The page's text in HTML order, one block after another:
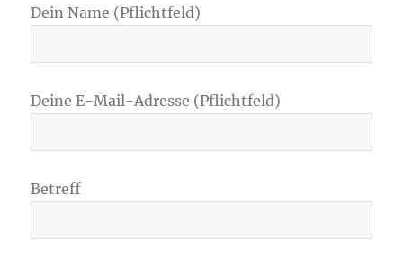
Dein Name (Pflichtfeld)
Deine E-Mail-Adresse (Pflichtfeld)
Betreff